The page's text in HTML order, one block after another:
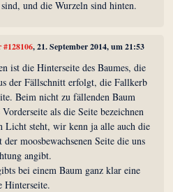
und die Wurzeln sind hinten.
, 21. September 2014, um 21:53
ist die Hinterseite des Baumes, die
der Fällschnitt erfolgt, die Fallkerb
Beim nicht zu fällenden Baum
als die Seite bezeichnen
Licht steht, wir kenn ja alle auch die
moosbewachsenen Seite die uns
angibt.
bei einem Baum ganz klar eine
Hinterseite.